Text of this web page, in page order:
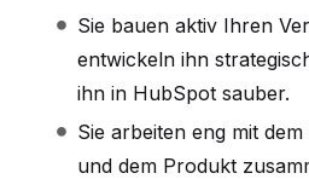
Sie bauen aktiv Ihren
entwickeln ihn
ihn in HubSpot sauber.
Sie arbeiten eng mit
und dem Produkt